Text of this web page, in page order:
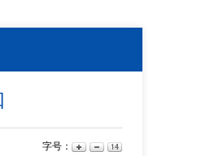
字号：